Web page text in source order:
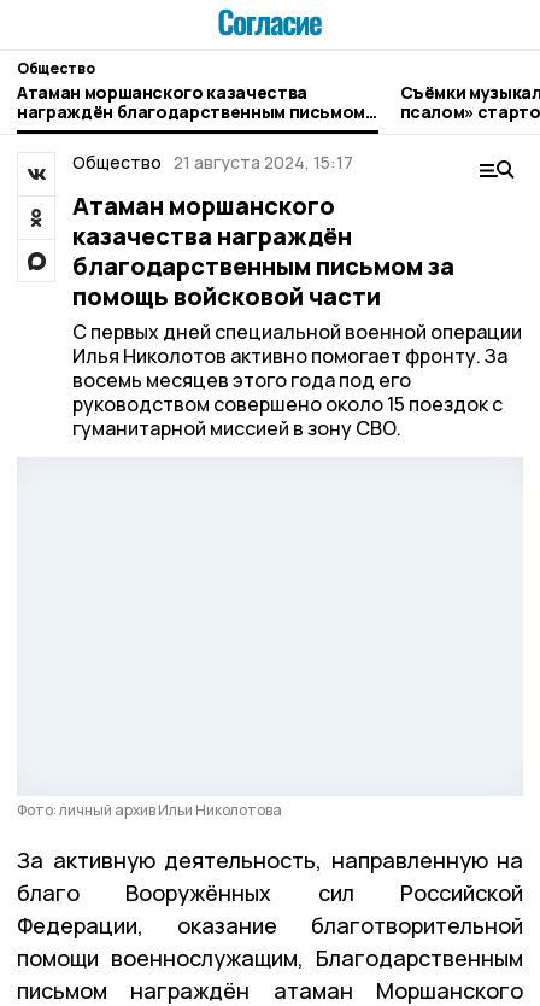
Общество
Атаман моршанского казачества
награждён благодарственным письмом
за помощь войсковой части
Съёмки
псалом»
Общество 21 августа 2024, 15:17
Атаман моршанского
казачества награждён
благодарственным письмом за
помощь войсковой части
С первых дней специальной военной операции
Илья Николотов активно помогает фронту. За
восемь месяцев этого года под его
руководством совершено около 15 поездок с
гуманитарной миссией в зону СВО.
Фото: личный архив Ильи Николотова
За активную деятельность, направленную на
благо Вооружённых сил Российской
Федерации, оказание благотворительной
помощи военнослужащим, Благодарственным
письмом награждён атаман Моршанского